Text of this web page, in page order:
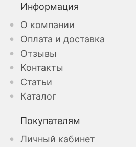
Информация
О компании
Оплата и доставка
Отзывы
Контакты
Статьи
Каталог
Покупателям
Личный кабинет